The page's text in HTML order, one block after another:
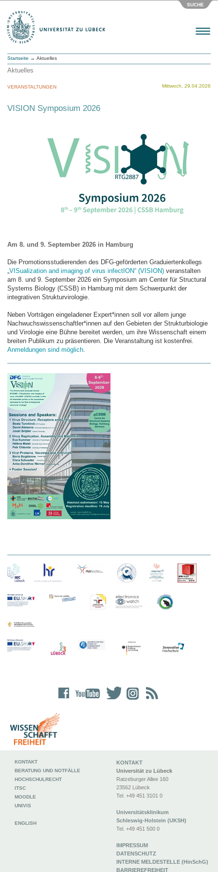
SUCHE
Menu
Startseite → Aktuelles
Aktuelles
Mittwoch, 29.04.2026
VERANSTALTUNGEN
VISION Symposium 2026
Am 8. und 9. September 2026 in Hamburg
Die Promotionsstudierenden des DFG-geförderten Graduiertenkollegs
„VISualization and imaging of virus infectION“ (VISION) veranstalten
am 8. und 9. September 2026 ein Symposium am Center für Structural
Systems Biology (CSSB) in Hamburg mit dem Schwerpunkt der
integrativen Strukturvirologie.
Neben Vorträgen eingeladener Expert*innen soll vor allem junge
Nachwuchswissenschaftler*innen auf den Gebieten der Strukturbiologie
und Virologie eine Bühne bereitet werden, um ihre Wissenschaft einem
breiten Publikum zu präsentieren. Die Veranstaltung ist kostenfrei.
Anmeldungen sind möglich.
KONTAKT
Universität zu Lübeck
Ratzeburger Allee 160
23562 Lübeck
Tel. +49 451 3101 0
Universitätsklinikum
Schleswig-Holstein (UKSH)
Tel. +49 451 500 0
IMPRESSUM
DATENSCHUTZ
INTERNE MELDESTELLE (HinSchG)
BARRIEREFREIHEIT
KONTAKT
BERATUNG UND NOTFÄLLE
HOCHSCHULRECHT
ITSC
MOODLE
UNIVIS
ENGLISH